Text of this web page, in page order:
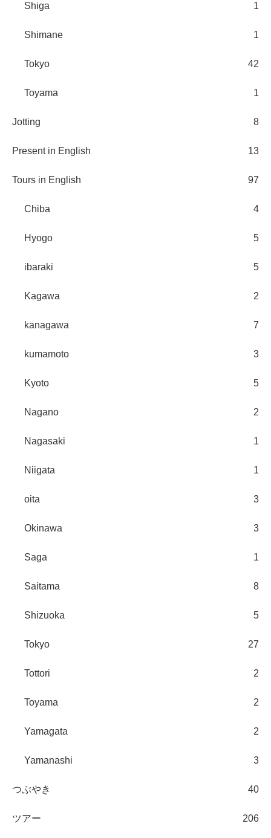
Shiga 1
Shimane 1
Tokyo 42
Toyama 1
Jotting 8
Present in English 13
Tours in English 97
Chiba 4
Hyogo 5
ibaraki 5
Kagawa 2
kanagawa 7
kumamoto 3
Kyoto 5
Nagano 2
Nagasaki 1
Niigata 1
oita 3
Okinawa 3
Saga 1
Saitama 8
Shizuoka 5
Tokyo 27
Tottori 2
Toyama 2
Yamagata 2
Yamanashi 3
つぶやき 40
ツアー 206